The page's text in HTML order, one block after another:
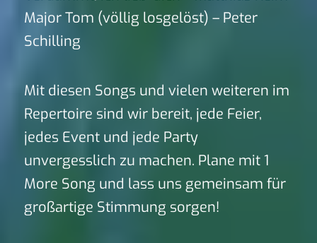
Major Tom (völlig losgelöst) – Peter
Schilling
Mit diesen Songs und vielen weiteren im
Repertoire sind wir bereit, jede Feier,
jedes Event und jede Party
unvergesslich zu machen. Plane mit 1
More Song und lass uns gemeinsam für
großartige Stimmung sorgen!